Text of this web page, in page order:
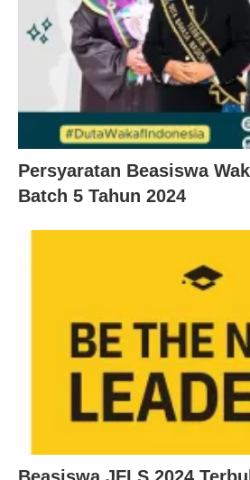
Persyaratan Beasiswa
Batch 5 Tahun 2024
Beasiswa JFLS 2024